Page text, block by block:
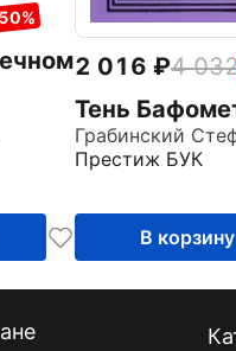
2 016 4
Тень
Грабинский
Престиж БУК
В корзину